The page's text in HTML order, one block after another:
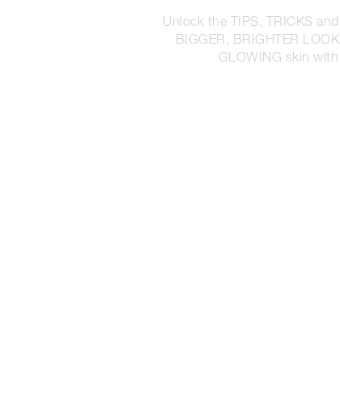
Unlock the TIPS, TRICKS
BIGGER, BRIGHTER
GLOWING skin with